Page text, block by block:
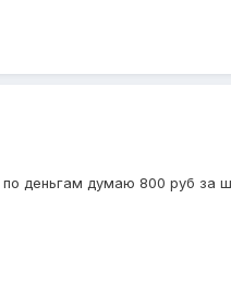
деньгам думаю 800 руб за